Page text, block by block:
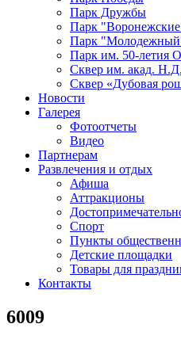
Парк Дружбы
Парк "Воронежские
Парк
Парк им. 50-летия
Сквер им. акад.
Сквер «Дубовая
Новости
Галерея
Фотоотчеты
Видео
Партнерам
Развлечения и отдых
Афиша
Аттракционы
Спорт
Пункты
Детские площадки
Товары для
Контакты
6009